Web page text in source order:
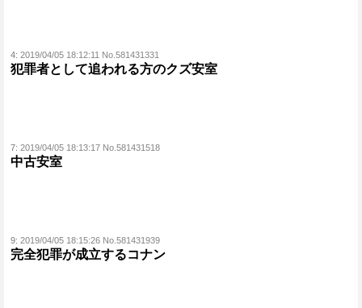
4: 2019/04/05 18:12:11 No.581431331
犯罪者として追われる方のクズ安室
7: 2019/04/05 18:13:17 No.581431518
中古安室
9: 2019/04/05 18:15:26 No.581431939
完全犯罪が成立するコナン